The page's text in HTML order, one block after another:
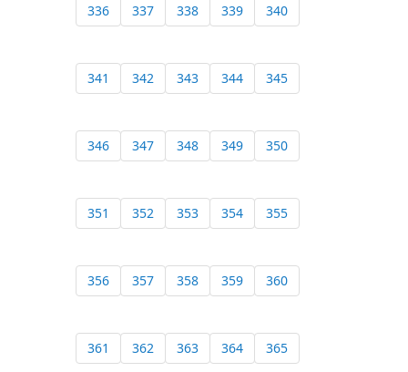
336 337 338 339 340
341 342 343 344 345
346 347 348 349 350
351 352 353 354 355
356 357 358 359 360
361 362 363 364 365